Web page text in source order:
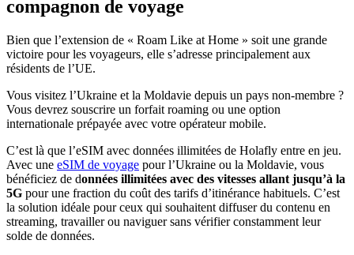
compagnon de voyage
Bien que l’extension de « Roam Like at Home » soit une grande
victoire pour les voyageurs, elle s’adresse principalement aux
résidents de l’UE.
Vous visitez l’Ukraine et la Moldavie depuis un pays non-membre ?
Vous devrez souscrire un forfait roaming ou une option
internationale prépayée avec votre opérateur mobile.
C’est là que l’eSIM avec données illimitées de Holafly entre en jeu.
Avec une eSIM de voyage pour l’Ukraine ou la Moldavie, vous
bénéficiez de données illimitées avec des vitesses allant jusqu’à la
5G pour une fraction du coût des tarifs d’itinérance habituels. C’est
la solution idéale pour ceux qui souhaitent diffuser du contenu en
streaming, travailler ou naviguer sans vérifier constamment leur
solde de données.